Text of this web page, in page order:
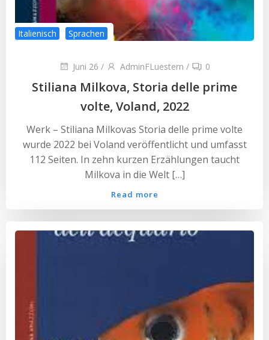
Italienisch Sprachen
Juni 26 / AdminFLuestern / 0
Stiliana Milkova, Storia delle prime
volte, Voland, 2022
Werk – Stiliana Milkovas Storia delle prime volte
wurde 2022 bei Voland veröffentlicht und umfasst
112 Seiten. In zehn kurzen Erzählungen taucht
Milkova in die Welt […]
Read more